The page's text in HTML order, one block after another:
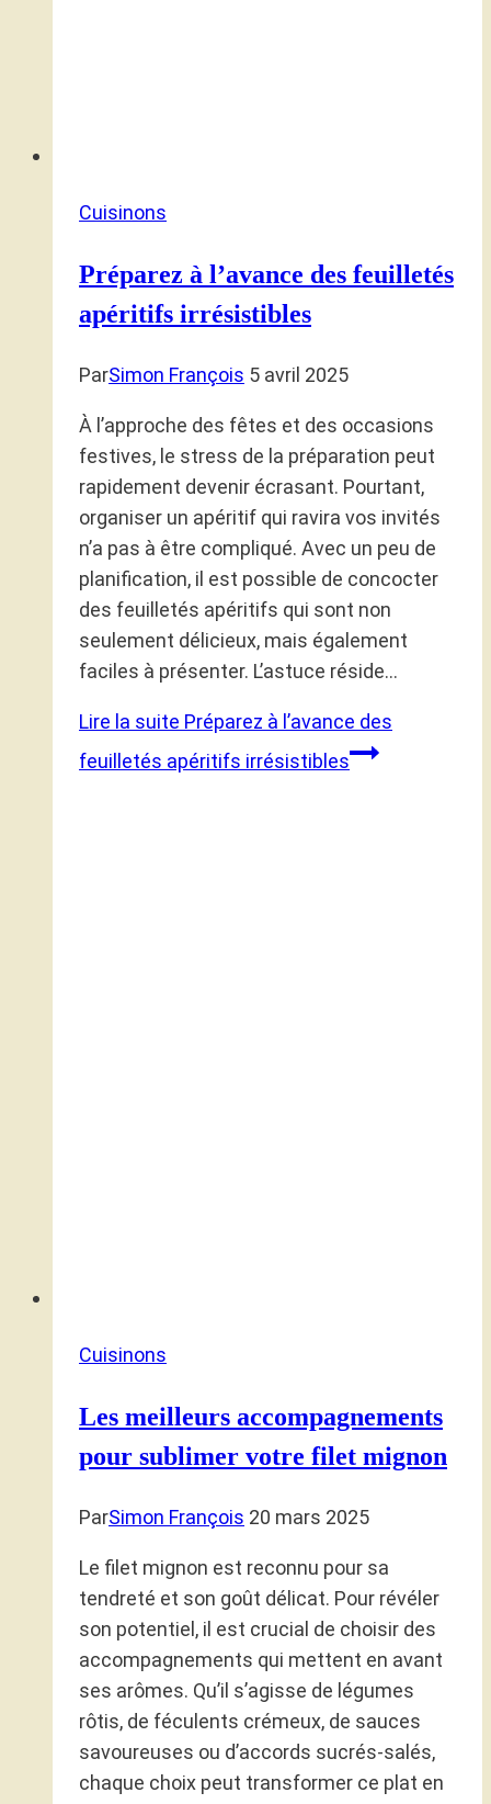
Cuisinons
Préparez à l’avance des feuilletés
apéritifs irrésistibles
ParSimon François 5 avril 2025
À l’approche des fêtes et des occasions
festives, le stress de la préparation peut
rapidement devenir écrasant. Pourtant,
organiser un apéritif qui ravira vos invités
n’a pas à être compliqué. Avec un peu de
planification, il est possible de concocter
des feuilletés apéritifs qui sont non
seulement délicieux, mais également
faciles à présenter. L’astuce réside…
Lire la suite Préparez à l’avance des
feuilletés apéritifs irrésistibles
Cuisinons
Les meilleurs accompagnements
pour sublimer votre filet mignon
ParSimon François 20 mars 2025
Le filet mignon est reconnu pour sa
tendreté et son goût délicat. Pour révéler
son potentiel, il est crucial de choisir des
accompagnements qui mettent en avant
ses arômes. Qu’il s’agisse de légumes
rôtis, de féculents crémeux, de sauces
savoureuses ou d’accords sucrés-salés,
chaque choix peut transformer ce plat en